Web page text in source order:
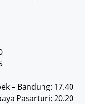
– Bandung: 17.40
Pasarturi: 20.20